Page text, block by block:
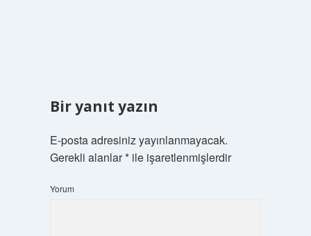
Bir yanıt yazın
E-posta adresiniz yayınlanmayacak.
Gerekli alanlar*ile işaretlenmişlerdir
Yorum